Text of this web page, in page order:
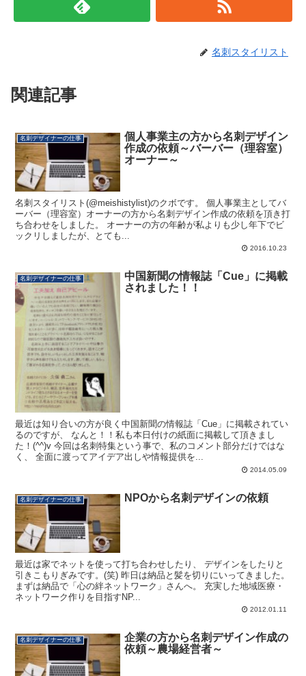
名刺スタイリスト
関連記事
名刺デザイナーの仕事
個人事業主の方から名刺デザイン
作成の依頼～バーバー（理容室）
オーナー～
名刺スタイリスト(@meishistylist)のクボです。 個人事業主としてバ
ーバー（理容室）オーナーの方から名刺デザイン作成の依頼を頂き打
ち合わせをしました。 オーナーの方の年齢が私よりも少し年下でビ
ックリしましたが、とても...
2016.10.23
名刺デザイナーの仕事
中国新聞の情報誌「Cue」に掲載
されました！！
最近は知り合いの方が良く中国新聞の情報誌「Cue」に掲載されてい
るのですが、 なんと！！私も本日付けの紙面に掲載して頂きまし
た！(^^)v 今回は名刺特集という事で、私のコメント部分だけではな
く、 全面に渡ってアイデア出しや情報提供を...
2014.05.09
名刺デザイナーの仕事 NPOから名刺デザインの依頼
最近は家でネットを使って打ち合わせしたり、 デザインをしたりと
引きこもりぎみです。(笑) 昨日は納品と髪を切りにいってきました。
まずは納品で「心の絆ネットワーク」さんへ。 充実した地域医療・
ネットワーク作りを目指すNP...
2012.01.11
名刺デザイナーの仕事
企業の方から名刺デザイン作成の
依頼～農場経営者～